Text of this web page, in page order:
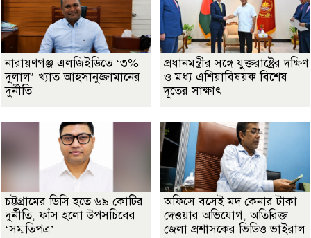
নারায়ণগঞ্জ এলজিইডিতে ‘৩%
দুলাল’ খ্যাত আহসানুজ্জামানের
দুর্নীতি
প্রধানমন্ত্রীর সঙ্গে যুক্তরাষ্ট্রের দক্ষিণ
ও মধ্য এশিয়াবিষয়ক বিশেষ
দূতের সাক্ষাৎ
চট্টগ্রামের ডিসি হতে ৬৯ কোটির
দুর্নীতি, ফাঁস হলো উপসচিবের
‘সম্মতিপত্র’
অফিসে বসেই মদ কেনার টাকা
দেওয়ার অভিযোগ, অতিরিক্ত
জেলা প্রশাসকের ভিডিও ভাইরাল